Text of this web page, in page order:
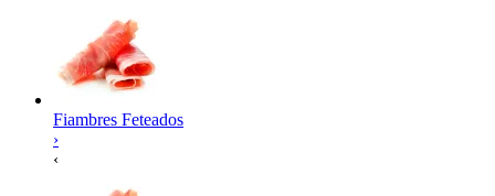
Fiambres Feteados
›
‹